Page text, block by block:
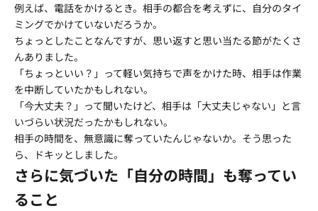
例えば、電話をかけるとき。相手の都合を考えずに、自分のタイ
ミングでかけていないだろうか。
ちょっとしたことなんですが、思い返すと思い当たる節がたくさ
んありました。
「ちょっといい？」って軽い気持ちで声をかけた時、相手は作業
を中断していたかもしれない。
「今大丈夫？」って聞いたけど、相手は「大丈夫じゃない」と言
いづらい状況だったかもしれない。
相手の時間を、無意識に奪っていたんじゃないか。そう思った
ら、ドキッとしました。
さらに気づいた「自分の時間」も奪ってい
ること